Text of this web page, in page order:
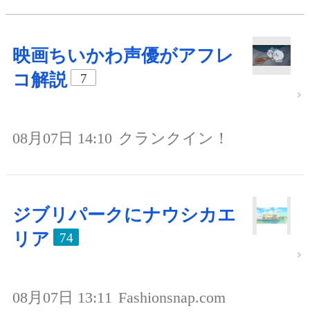
映画ちいかわ声優がアフレ
コ解説
7
08月07日 14:10 クランクイン！
ジブリパークにナウシカエ
リア
74
08月07日 13:11 Fashionsnap.com